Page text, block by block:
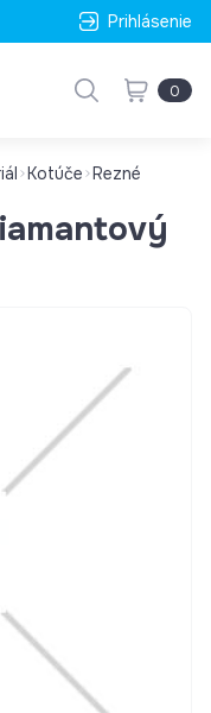
Prihlásenie
0
Kotúče Rezné